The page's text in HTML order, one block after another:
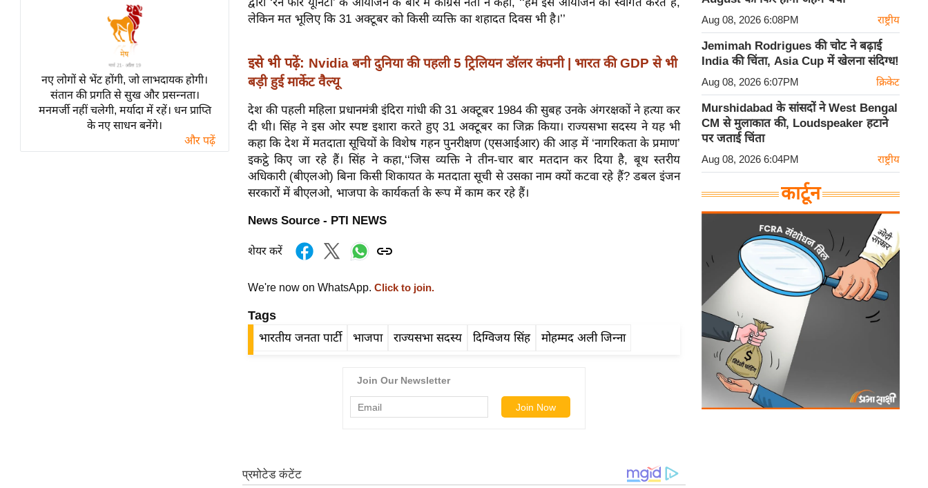
व्रत
त्योहार
राशिफल
विशेष
नए लोगों से भेंट होंगी, जो लाभदायक होगी।
संतान की प्रगति से सुख और प्रसन्नता।
मनमर्जी नहीं चलेगी, मर्यादा में रहें। धन प्राप्ति
के नए साधन बनेंगे।
और पढ़ें
लेकिन मत भूलिए कि 31 अक्टूबर को किसी व्यक्ति का शहादत दिवस भी है।’’
इसे भी पढ़ें: Nvidia बनी दुनिया की पहली 5 ट्रिलियन डॉलर कंपनी | भारत की GDP से भी
बड़ी हुई मार्केट वैल्यू
देश की पहली महिला प्रधानमंत्री इंदिरा गांधी की 31 अक्टूबर 1984 की सुबह उनके अंगरक्षकों ने हत्या कर
दी थी। सिंह ने इस ओर स्पष्ट इशारा करते हुए 31 अक्टूबर का जिक्र किया। राज्यसभा सदस्य ने यह भी
कहा कि देश में मतदाता सूचियों के विशेष गहन पुनरीक्षण (एसआईआर) की आड़ में ‘नागरिकता के प्रमाण’
इकट्ठे किए जा रहे हैं। सिंह ने कहा,‘‘जिस व्यक्ति ने तीन-चार बार मतदान कर दिया है, बूथ स्तरीय
अधिकारी (बीएलओ) बिना किसी शिकायत के मतदाता सूची से उसका नाम क्यों कटवा रहे हैं? डबल इंजन
सरकारों में बीएलओ, भाजपा के कार्यकर्ता के रूप में काम कर रहे हैं।
News Source - PTI NEWS
शेयर करें
We're now on WhatsApp. Click to join.
Tags
भारतीय जनता पार्टी भाजपा राज्यसभा सदस्य दिग्विजय सिंह मोहम्मद अली जिन्ना
Aug 08, 2026 6:08PM राष्ट्रीय
Jemimah Rodrigues की चोट ने बढ़ाई
India की चिंता, Asia Cup में खेलना संदिग्ध!
Aug 08, 2026 6:07PM क्रिकेट
Murshidabad के सांसदों ने West Bengal
CM से मुलाकात की, Loudspeaker हटाने
पर जताई चिंता
Aug 08, 2026 6:04PM राष्ट्रीय
कार्टून